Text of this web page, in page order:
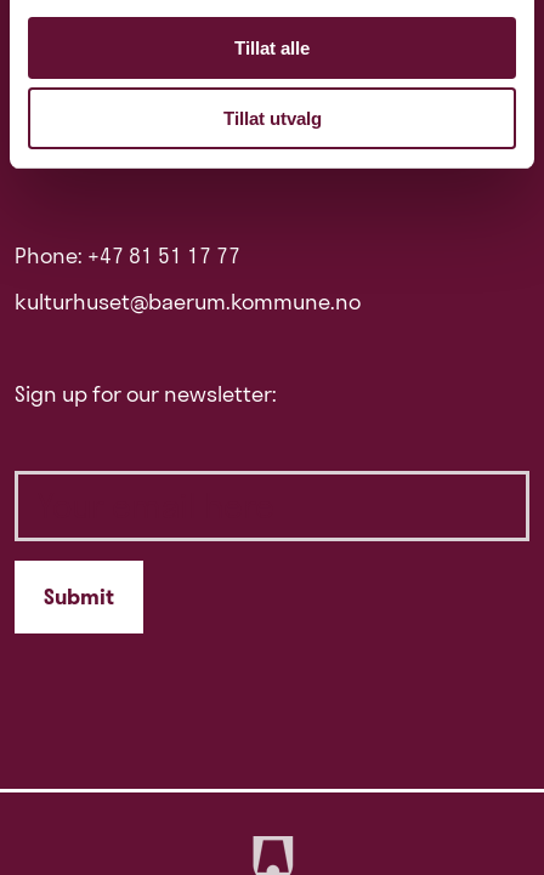
Tillat alle
Tillat utvalg
Phone: +47 81 51 17 77
kulturhuset@baerum.kommune.no
Sign up for our newsletter: